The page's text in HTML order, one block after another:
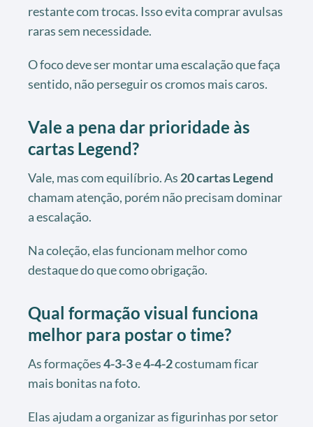
restante com trocas. Isso evita comprar avulsas
raras sem necessidade.
O foco deve ser montar uma escalação que faça
sentido, não perseguir os cromos mais caros.
Vale a pena dar prioridade às
cartas Legend?
Vale, mas com equilíbrio. As 20 cartas Legend
chamam atenção, porém não precisam dominar
a escalação.
Na coleção, elas funcionam melhor como
destaque do que como obrigação.
Qual formação visual funciona
melhor para postar o time?
As formações4-3-3e4-4-2costumam ficar
mais bonitas na foto.
Elas ajudam a organizar as figurinhas por setor